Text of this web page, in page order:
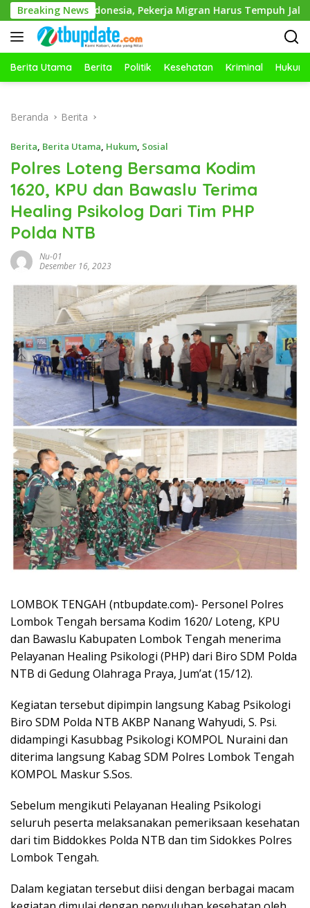
Langsung
ke
konten
Breaking News
Emas Indonesia, Pekerja Migran Harus Tempuh Jalur
Berita Utama Berita Politik Kesehatan Kriminal Hukum
Beranda Berita
Berita, Berita Utama, Hukum, Sosial
Polres Loteng Bersama Kodim
1620, KPU dan Bawaslu Terima
Healing Psikolog Dari Tim PHP
Polda NTB
Nu-01
Desember 16, 2023
LOMBOK TENGAH (ntbupdate.com)- Personel Polres
Lombok Tengah bersama Kodim 1620/ Loteng, KPU
dan Bawaslu Kabupaten Lombok Tengah menerima
Pelayanan Healing Psikologi (PHP) dari Biro SDM Polda
NTB di Gedung Olahraga Praya, Jum’at (15/12).
Kegiatan tersebut dipimpin langsung Kabag Psikologi
Biro SDM Polda NTB AKBP Nanang Wahyudi, S. Psi.
didampingi Kasubbag Psikologi KOMPOL Nuraini dan
diterima langsung Kabag SDM Polres Lombok Tengah
KOMPOL Maskur S.Sos.
Sebelum mengikuti Pelayanan Healing Psikologi
seluruh peserta melaksanakan pemeriksaan kesehatan
dari tim Biddokkes Polda NTB dan tim Sidokkes Polres
Lombok Tengah.
Dalam kegiatan tersebut diisi dengan berbagai macam